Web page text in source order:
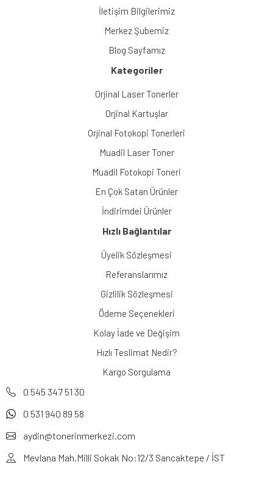
İletişim Bilgilerimiz
Merkez Şubemiz
Blog Sayfamız
Kategoriler
Orjinal Laser Tonerler
Orjinal Kartuşlar
Orjinal Fotokopi Tonerleri
Muadil Laser Toner
Muadil Fotokopi Toneri
En Çok Satan Ürünler
İndirimdei Ürünler
Hızlı Bağlantılar
Üyelik Sözleşmesi
Referanslarımız
Gizlilik Sözleşmesi
Ödeme Seçenekleri
Kolay İade ve Değişim
Hızlı Teslimat Nedir?
Kargo Sorgulama
0 545 347 51 30
0 531 940 89 58
aydin@tonerinmerkezi.com
Mevlana Mah.Milli Sokak No:12/3 Sancaktepe / İST